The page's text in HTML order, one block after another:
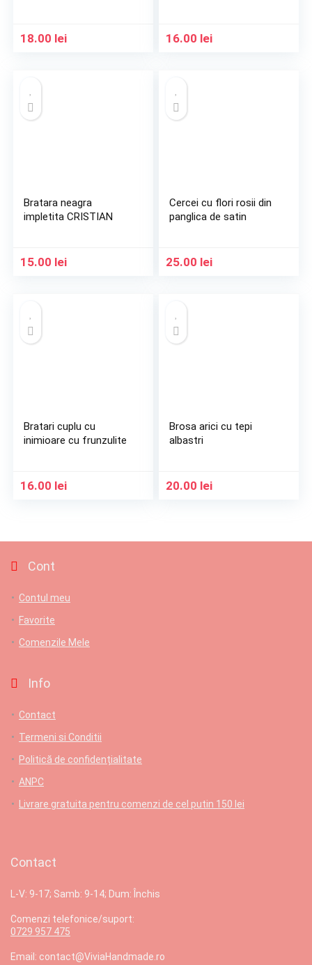
18.00 lei 16.00 lei
Bratara neagra
impletita CRISTIAN
15.00 lei
Cercei cu flori rosii din
panglica de satin
25.00 lei
Bratari cuplu cu
inimioare cu frunzulite
16.00 lei
Brosa arici cu tepi
albastri
20.00 lei
Cont
Contul meu
Favorite
Comenzile Mele
Info
Contact
Termeni si Conditii
Politică de confidențialitate
ANPC
Livrare gratuita pentru comenzi de cel putin 150 lei
Contact
L-V: 9-17; Samb: 9-14; Dum: Închis
Comenzi telefonice/suport:
0729 957 475
Email: contact@ViviaHandmade.ro